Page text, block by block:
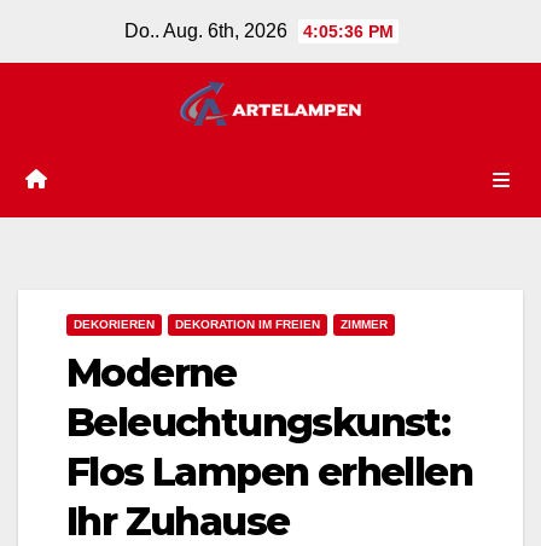
Do.. Aug. 6th, 2026 4:05:37 PM
DEKORIEREN DEKORATION IM FREIEN ZIMMER
Moderne
Beleuchtungskunst:
Flos Lampen erhellen
Ihr Zuhause